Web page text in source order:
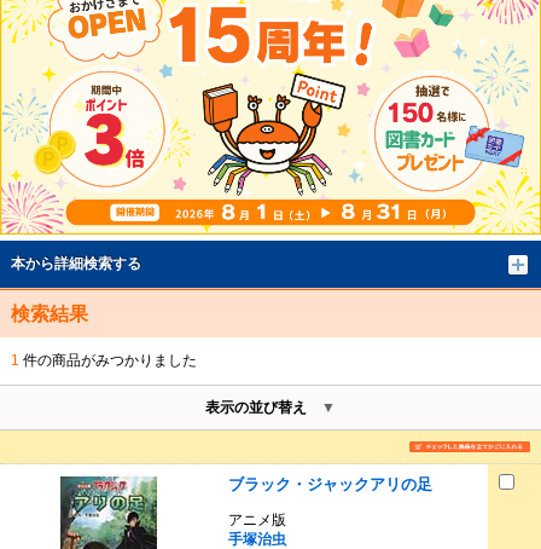
本から詳細検索する
検索結果
1 件の商品がみつかりました
表示の並び替え
ブラック・ジャックアリの足
アニメ版
手塚治虫